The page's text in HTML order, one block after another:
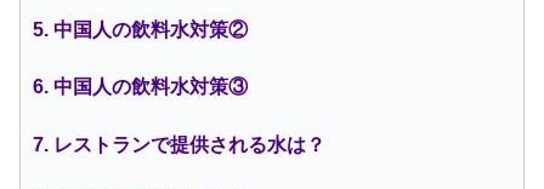
5. 中国人の飲料水対策②
6. 中国人の飲料水対策③
7. レストランで提供される水は？